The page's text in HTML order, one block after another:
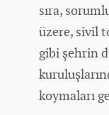
sıra,
üzere, sivil
gibi şehrin
koymaları